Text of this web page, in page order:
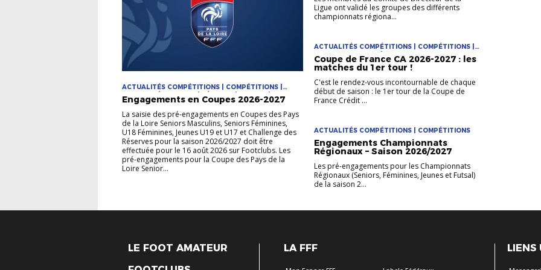
ACTUALITÉS COMPÉTITIONS | COMPÉTITIONS |
COUPES RÉGIONALES | FÉMININE | FUTSAL | JEUNES
| MASCULIN
Engagements en Coupes 2026-2027
La saisie des pré-engagements en Coupes des Pays
de la Loire Seniors Masculins, Seniors Féminines,
U18 Féminines, Jeunes U19 et U17 et Challenge des
Réserves pour la saison 2026/2027 doit être
effectuée pour le 16 août 2026 sur Footclubs. Les
pré-engagements pour la Coupe des Pays de la
Loire Senior...
Ligue ont validé les groupes des différents
championnats régiona...
ACTUALITÉS COMPÉTITIONS | COMPÉTITIONS |
COUPE DE FRANCE | COUPES NATIONALES
Coupe de France CA 2026-2027 : les
matches du 1er tour !
C'est le rendez-vous incontournable de chaque
début de saison : le 1er tour de la Coupe de
France Crédit ...
ACTUALITÉS COMPÉTITIONS | COMPÉTITIONS
Engagements Championnats
Régionaux – Saison 2026/2027
Les pré-engagements pour les Championnats
Régionaux (Seniors, Féminines, Jeunes et Futsal)
de la saison 2...
LE FOOT AMATEUR
LA FFF LIENS